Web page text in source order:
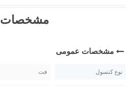
مشخصات
مشخصات عمومی
نوع کنسول فت